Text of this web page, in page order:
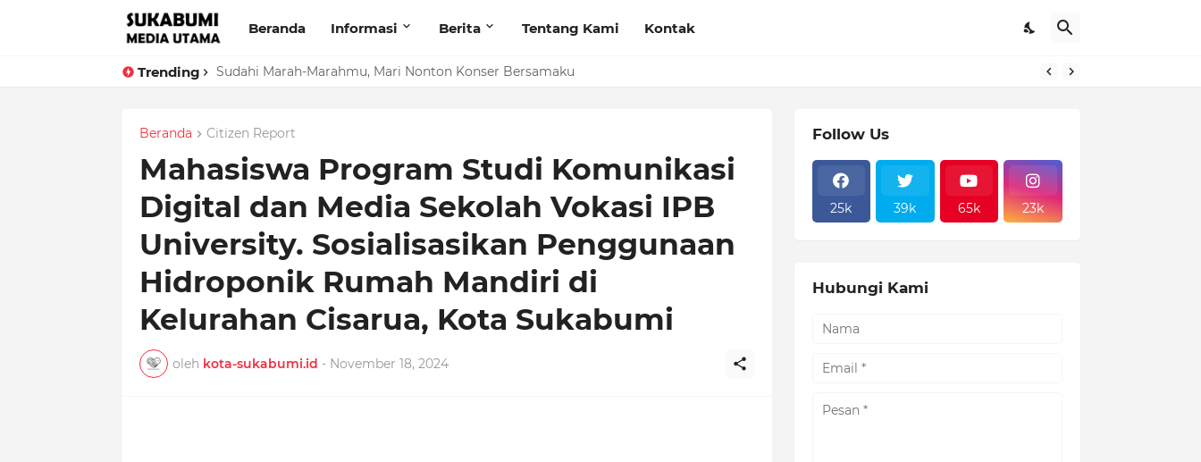
Beranda Informasi Berita Tentang Kami Kontak
Trending Sudahi Marah-Marahmu, Mari Nonton Konser Bersamaku
Beranda Citizen Report
Mahasiswa Program Studi Komunikasi
Digital dan Media Sekolah Vokasi IPB
University. Sosialisasikan Penggunaan
Hidroponik Rumah Mandiri di
Kelurahan Cisarua, Kota Sukabumi
oleh kota-sukabumi.id - November 18, 2024
Follow Us
25k 39k 65k 23k
Hubungi Kami